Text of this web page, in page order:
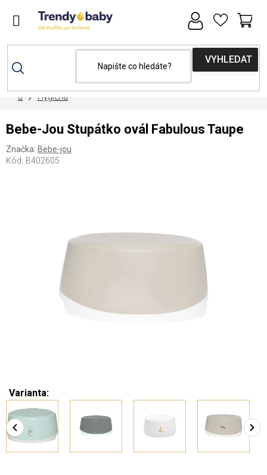
DomůHygiena
Varianta:
Bebe-Jou Stupátko ovál Fabulous Taupe
Značka: Bebe-jou
Kód: B402605